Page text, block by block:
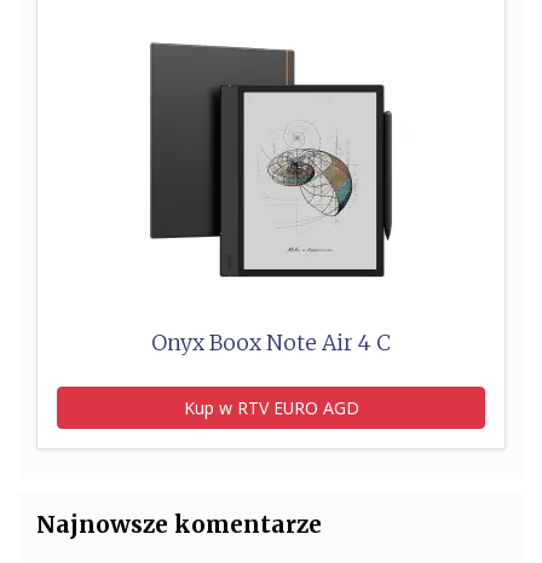
Onyx Boox Note Air 4 C
Kup w RTV EURO AGD
Najnowsze komentarze